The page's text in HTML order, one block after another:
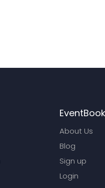
About Us
Blog
Sign up
Login